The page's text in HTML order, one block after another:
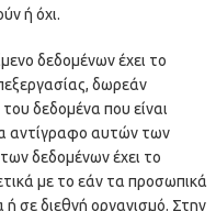
ή όχι.
δεδομένων έχει το
δωρεάν
δεδομένα που είναι
αντίγραφο αυτών των
δεδομένων έχει το
με το εάν τα προσωπικά
σε διεθνή οργανισμό. Στην